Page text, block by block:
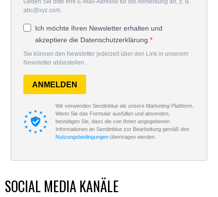
Geben Sie bitte Ihre E-Mail-Adresse für die Anmeldung an, z. B.
abc@xyz.com.
Ich möchte Ihren Newsletter erhalten und
akzeptiere die Datenschutzerklärung.
Sie können den Newsletter jederzeit über den Link in unserem
Newsletter abbestellen.
ANMELDEN
Wir verwenden Sendinblue als unsere Marketing-Plattform.
Wenn Sie das Formular ausfüllen und absenden,
bestätigen Sie, dass die von Ihnen angegebenen
Informationen an Sendinblue zur Bearbeitung gemäß den
Nutzungsbedingungenübertragen werden.
SOCIAL MEDIA KANÄLE